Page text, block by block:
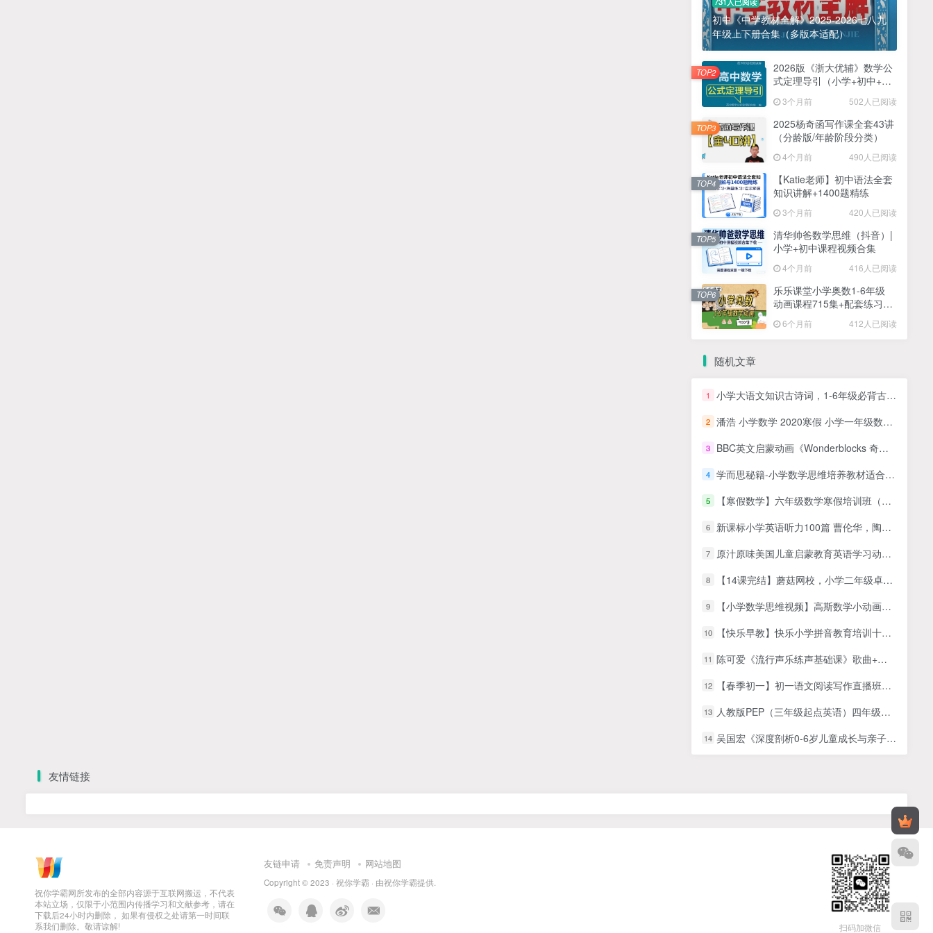
初中《中学教材全解》2025-2026七八九
年级上下册合集（多版本适配）
2026版《浙大优辅》数学公
式定理导引（小学+初中+高
3个月前 502人已阅读
TOP2
2025杨奇函写作课全套43讲
（分龄版/年龄阶段分类）
4个月前 490人已阅读
TOP3
【Katie老师】初中语法全套
知识讲解+1400题精练
3个月前 420人已阅读
TOP4
清华帅爸数学思维（抖音）|
小学+初中课程视频合集
4个月前 416人已阅读
TOP5
乐乐课堂小学奥数1-6年级
动画课程715集+配套练习册
6个月前 412人已阅读
TOP6
随机文章
1 小学大语文知识古诗词，1-6年级必背古诗75首（原文+mp3音频）百度网盘下载
2 潘浩 小学数学 2020寒假 小学一年级数学寒假班 百度网盘下载
3 BBC英文启蒙动画《Wonderblocks 奇幻积木》全30集，1080P高清视频带英文字幕，百度网盘下载！
4 学而思秘籍-小学数学思维培养教材适合小学1+2年级 视频课程+PDF讲义 完结版本百度网盘下载
5 【寒假数学】六年级数学寒假培训班（勤思在线-李士超）
6 新课标小学英语听力100篇 曹伦华，陶妮，陈河清
7 原汁原味美国儿童启蒙教育英语学习动画系列1000集全
8 【14课完结】蘑菇网校，小学二年级卓越班（数学秋季班）MP4视频+讲义PDF资料网课
9 【小学数学思维视频】高斯数学小动画，配套小学1-6年级数学课堂知识点动画教学视频MP4，百度网盘下载
10 【快乐早教】快乐小学拼音教育培训十八集
11 陈可爱《流行声乐练声基础课》歌曲+技巧+练声
12 【春季初一】初一语文阅读写作直播班（杨林）
13 人教版PEP（三年级起点英语）四年级下册课本同步视频课程43课时MP4视频
14 吴国宏《深度剖析0-6岁儿童成长与亲子问题》亲子教育
友情链接
祝你学霸网所发布的全部内容源于互联网搬运，不代表
本站立场，仅限于小范围内传播学习和文献参考，请在
下载后24小时内删除， 如果有侵权之处请第一时间联
系我们删除。敬请谅解!
友链申请 免责声明 网站地图
Copyright © 2023 · 祝你学霸 · 由祝你学霸提供.
扫码加微信